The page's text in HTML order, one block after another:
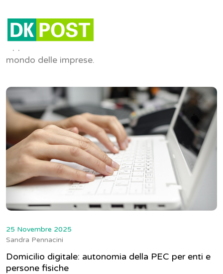
Impresa
mondo delle imprese.
25 Novembre 2025
Sandra Pennacini
Domicilio digitale: autonomia della PEC per enti e
persone fisiche